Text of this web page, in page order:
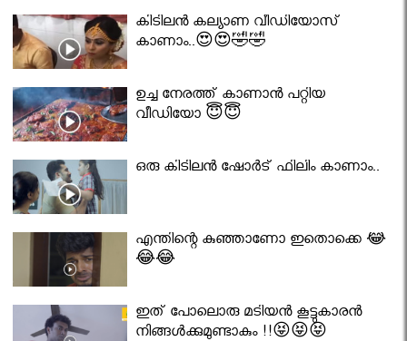
കിടിലൻ കല്യാണ വീഡിയോസ്
കാണാം..😍😍🤣🤣
ഉച്ച നേരത്ത് കാണാൻ പറ്റിയ
വീഡിയോ 😇😇
ഒരു കിടിലൻ ഷോർട് ഫിലിം കാണാം..
എന്തിന്റെ കുഞ്ഞാണോ ഇതൊക്കെ 😂
😂😂
ഇത് പോലൊരു മടിയൻ കൂട്ടുകാരൻ
നിങ്ങൾക്കുമുണ്ടാകും !!😝😝😝